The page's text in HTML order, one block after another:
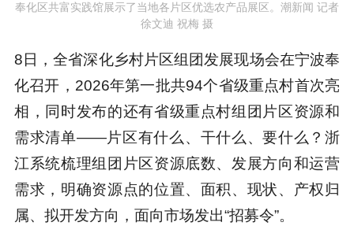
奉化区共富实践馆展示了当地各片区优选农产品展区。潮新闻 记者
徐文迪 祝梅 摄
8日，全省深化乡村片区组团发展现场会在宁波奉
化召开，2026年第一批共94个省级重点村首次亮
相，同时发布的还有省级重点村组团片区资源和
需求清单——片区有什么、干什么、要什么？浙
江系统梳理组团片区资源底数、发展方向和运营
需求，明确资源点的位置、面积、现状、产权归
属、拟开发方向，面向市场发出“招募令”。